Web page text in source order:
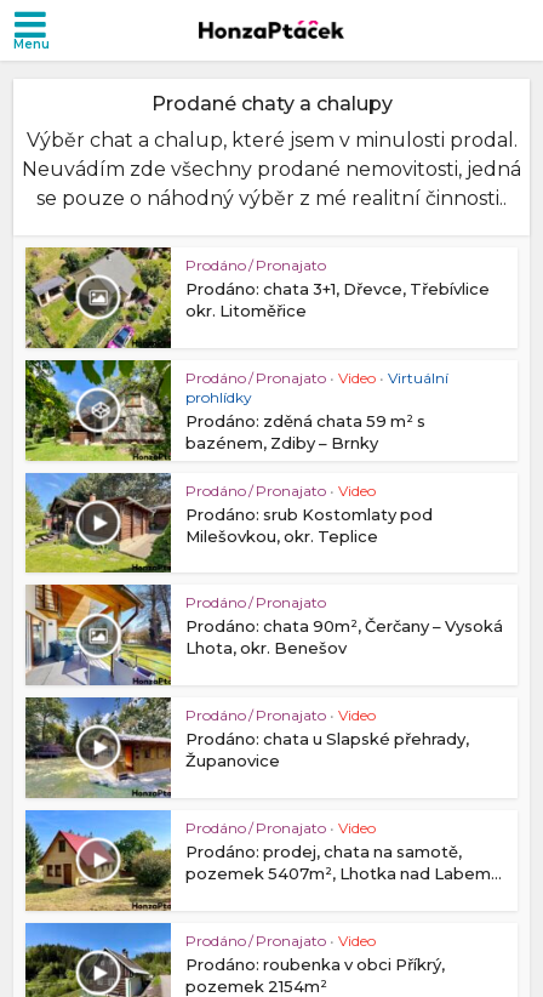
Prodané chaty a chalupy
Výběr chat a chalup, které jsem v minulosti prodal.
Neuvádím zde všechny prodané nemovitosti, jedná
se pouze o náhodný výběr z mé realitní činnosti..
Prodáno / Pronajato
Prodáno: chata 3+1, Dřevce, Třebívlice
okr. Litoměřice
Prodáno / Pronajato • Video • Virtuální
prohlídky
Prodáno: zděná chata 59 m² s
bazénem, Zdiby – Brnky
Prodáno / Pronajato • Video
Prodáno: srub Kostomlaty pod
Milešovkou, okr. Teplice
Prodáno / Pronajato
Prodáno: chata 90m², Čerčany – Vysoká
Lhota, okr. Benešov
Prodáno / Pronajato • Video
Prodáno: chata u Slapské přehrady,
Županovice
Prodáno / Pronajato • Video
Prodáno: prodej, chata na samotě,
pozemek 5407m², Lhotka nad Labem...
Prodáno / Pronajato • Video
Prodáno: roubenka v obci Příkrý,
pozemek 2154m²